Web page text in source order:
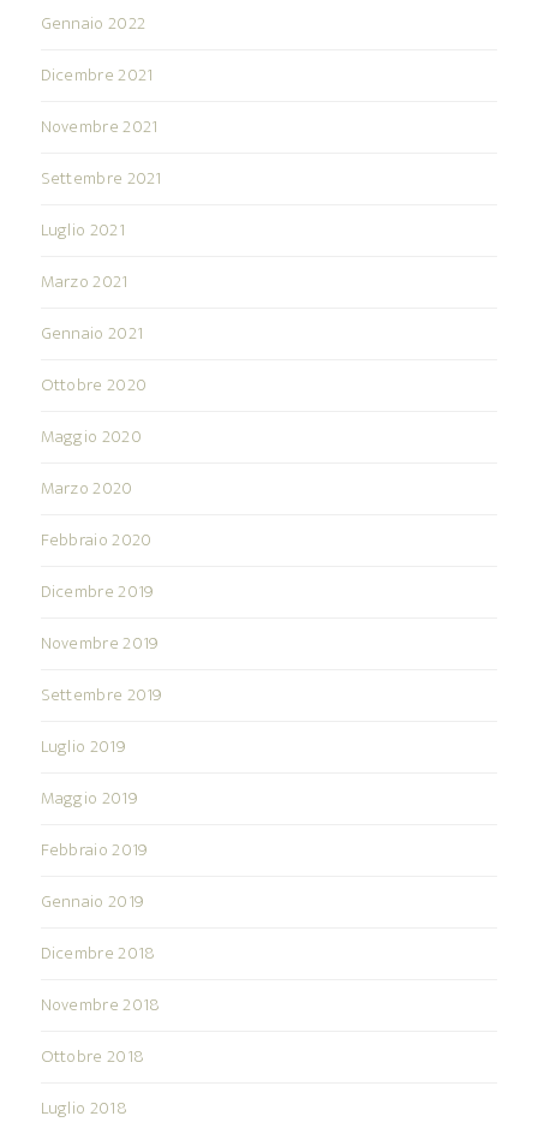
Gennaio 2022
Dicembre 2021
Novembre 2021
Settembre 2021
Luglio 2021
Marzo 2021
Gennaio 2021
Ottobre 2020
Maggio 2020
Marzo 2020
Febbraio 2020
Dicembre 2019
Novembre 2019
Settembre 2019
Luglio 2019
Maggio 2019
Febbraio 2019
Gennaio 2019
Dicembre 2018
Novembre 2018
Ottobre 2018
Luglio 2018